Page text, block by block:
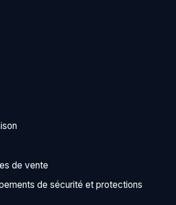
de vente
de sécurité et protections